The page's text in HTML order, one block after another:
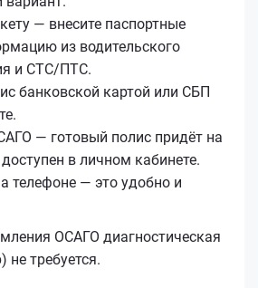
— внесите паспортные
из водительского
и СТС/ПТС.
банковской картой или СБП
— готовый полис придёт на
в личном кабинете.
телефоне — это удобно и
ОСАГО диагностическая
не требуется.